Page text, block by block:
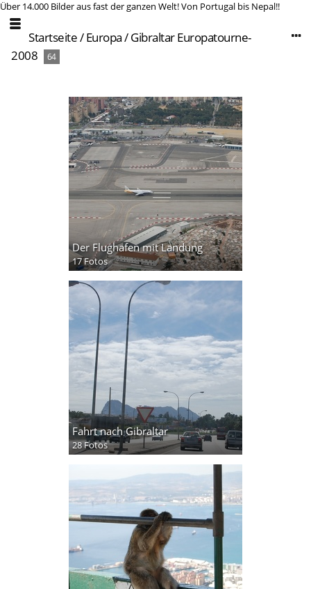
Über 14.000 Bilder aus fast der ganzen Welt! Von Portugal bis Nepal!!
Startseite/Europa/Gibraltar Europatourne-
2008
64
Der Flughafen mit Landung
17 Fotos
Fahrt nach Gibraltar
28 Fotos